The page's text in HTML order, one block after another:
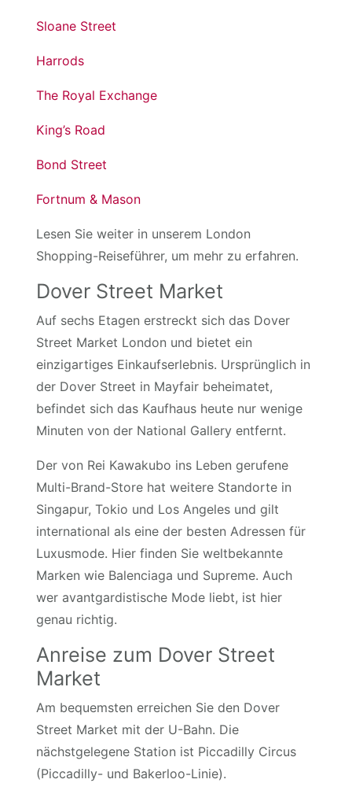
Sloane Street
Harrods
The Royal Exchange
King’s Road
Bond Street
Fortnum & Mason
Lesen Sie weiter in unserem London
Shopping-Reiseführer, um mehr zu erfahren.
Dover Street Market
Auf sechs Etagen erstreckt sich das Dover
Street Market London und bietet ein
einzigartiges Einkaufserlebnis. Ursprünglich in
der Dover Street in Mayfair beheimatet,
befindet sich das Kaufhaus heute nur wenige
Minuten von der National Gallery entfernt.
Der von Rei Kawakubo ins Leben gerufene
Multi-Brand-Store hat weitere Standorte in
Singapur, Tokio und Los Angeles und gilt
international als eine der besten Adressen für
Luxusmode. Hier finden Sie weltbekannte
Marken wie Balenciaga und Supreme. Auch
wer avantgardistische Mode liebt, ist hier
genau richtig.
Anreise zum Dover Street
Market
Am bequemsten erreichen Sie den Dover
Street Market mit der U-Bahn. Die
nächstgelegene Station ist Piccadilly Circus
(Piccadilly- und Bakerloo-Linie).